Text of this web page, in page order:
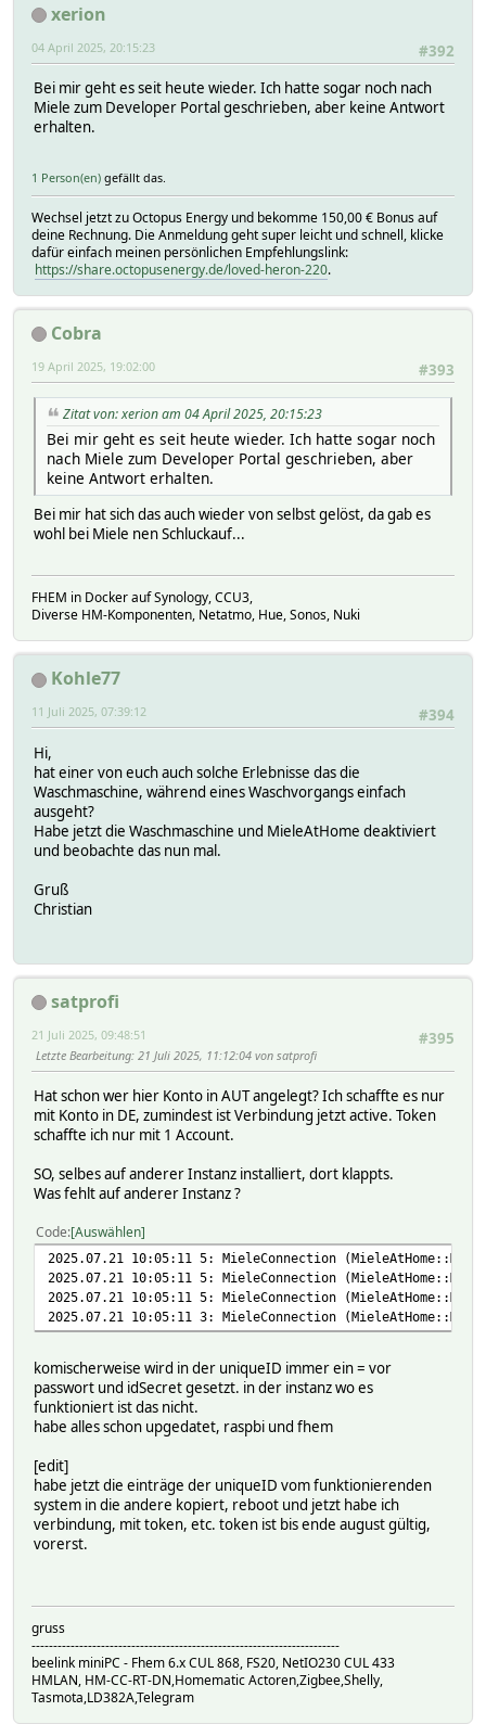
xerion
#392
04 April 2025, 20:15:23
Bei mir geht es seit heute wieder. Ich hatte sogar noch nach
Miele zum Developer Portal geschrieben, aber keine Antwort
erhalten.
1 Person(en) gefällt das.
Wechsel jetzt zu Octopus Energy und bekomme 150,00 € Bonus auf
deine Rechnung. Die Anmeldung geht super leicht und schnell, klicke
dafür einfach meinen persönlichen Empfehlungslink:
https://share.octopusenergy.de/loved-heron-220.
Cobra
#393
19 April 2025, 19:02:00
Zitat von: xerion am 04 April 2025, 20:15:23
Bei mir geht es seit heute wieder. Ich hatte sogar noch
nach Miele zum Developer Portal geschrieben, aber
keine Antwort erhalten.
Bei mir hat sich das auch wieder von selbst gelöst, da gab es
wohl bei Miele nen Schluckauf...
FHEM in Docker auf Synology, CCU3,
Diverse HM-Komponenten, Netatmo, Hue, Sonos, Nuki
Kohle77
#394
11 Juli 2025, 07:39:12
Hi,
hat einer von euch auch solche Erlebnisse das die
Waschmaschine, während eines Waschvorgangs einfach
ausgeht?
Habe jetzt die Waschmaschine und MieleAtHome deaktiviert
und beobachte das nun mal.
Gruß
Christian
satprofi
#395
21 Juli 2025, 09:48:51
Letzte Bearbeitung: 21 Juli 2025, 11:12:04 von satprofi
Hat schon wer hier Konto in AUT angelegt? Ich schaffte es nur
mit Konto in DE, zumindest ist Verbindung jetzt active. Token
schaffte ich nur mit 1 Account.
SO, selbes auf anderer Instanz installiert, dort klappts.
Was fehlt auf anderer Instanz ?
Code Auswählen
2025.07.21 10:05:11 5: MieleConnection
2025.07.21 10:05:11 5: MieleConnection
2025.07.21 10:05:11 5: MieleConnection
2025.07.21 10:05:11 3: MieleConnection
komischerweise wird in der uniqueID immer ein = vor
passwort und idSecret gesetzt. in der instanz wo es
funktioniert ist das nicht.
habe alles schon upgedatet, raspbi und fhem
[edit]
habe jetzt die einträge der uniqueID vom funktionierenden
system in die andere kopiert, reboot und jetzt habe ich
verbindung, mit token, etc. token ist bis ende august gültig,
vorerst.
gruss
-----------------------------------------------------------------------
beelink miniPC - Fhem 6.x CUL 868, FS20, NetIO230 CUL 433
HMLAN, HM-CC-RT-DN,Homematic Actoren,Zigbee,Shelly,
Tasmota,LD382A,Telegram